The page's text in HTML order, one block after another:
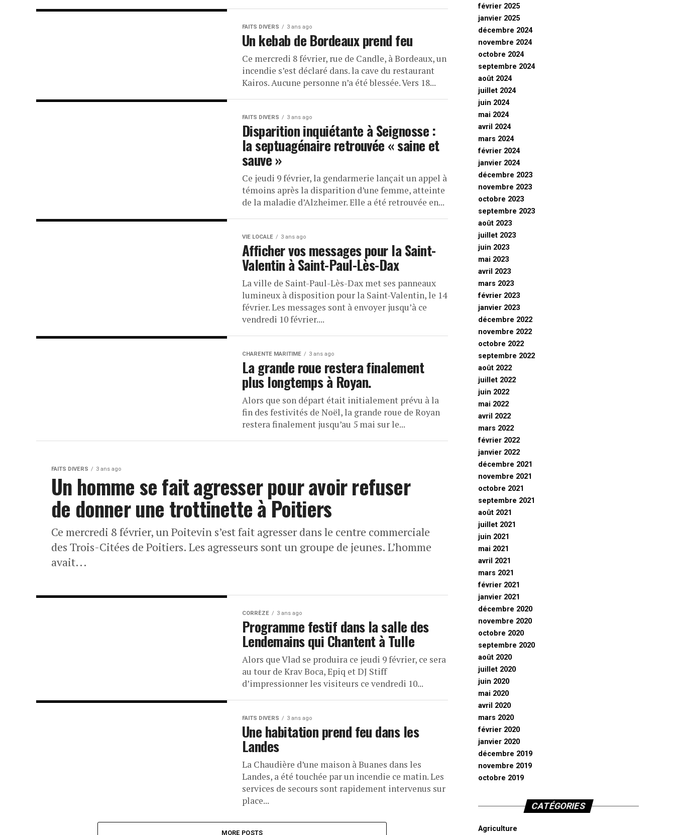
FAITS DIVERS 3 ans ago
Un kebab de Bordeaux prend feu
Ce mercredi 8 février, rue de Candle, à Bordeaux, un
incendie s’est déclaré dans. la cave du restaurant
Kairos. Aucune personne n’a été blessée. Vers 18...
FAITS DIVERS 3 ans ago
Disparition inquiétante à Seignosse :
la septuagénaire retrouvée « saine et
sauve »
Ce jeudi 9 février, la gendarmerie lançait un appel à
témoins après la disparition d’une femme, atteinte
de la maladie d’Alzheimer. Elle a été retrouvée en...
VIE LOCALE 3 ans ago
Afficher vos messages pour la Saint-
Valentin à Saint-Paul-Lès-Dax
La ville de Saint-Paul-Lès-Dax met ses panneaux
lumineux à disposition pour la Saint-Valentin, le 14
février. Les messages sont à envoyer jusqu’à ce
vendredi 10 février....
CHARENTE MARITIME 3 ans ago
La grande roue restera finalement
plus longtemps à Royan.
Alors que son départ était initialement prévu à la
fin des festivités de Noël, la grande roue de Royan
restera finalement jusqu’au 5 mai sur le...
FAITS DIVERS 3 ans ago
Un homme se fait agresser pour avoir refuser
de donner une trottinette à Poitiers
Ce mercredi 8 février, un Poitevin s’est fait agresser dans le centre commerciale
des Trois-Citées de Poitiers. Les agresseurs sont un groupe de jeunes. L’homme
avait...
CORRÈZE 3 ans ago
Programme festif dans la salle des
Lendemains qui Chantent à Tulle
Alors que Vlad se produira ce jeudi 9 février, ce sera
au tour de Krav Boca, Epiq et DJ Stiff
d’impressionner les visiteurs ce vendredi 10...
FAITS DIVERS 3 ans ago
Une habitation prend feu dans les
Landes
La Chaudière d’une maison à Buanes dans les
Landes, a été touchée par un incendie ce matin. Les
services de secours sont rapidement intervenus sur
place...
MORE POSTS
février 2025
janvier 2025
décembre 2024
novembre 2024
octobre 2024
septembre 2024
août 2024
juillet 2024
juin 2024
mai 2024
avril 2024
mars 2024
février 2024
janvier 2024
décembre 2023
novembre 2023
octobre 2023
septembre 2023
août 2023
juillet 2023
juin 2023
mai 2023
avril 2023
mars 2023
février 2023
janvier 2023
décembre 2022
novembre 2022
octobre 2022
septembre 2022
août 2022
juillet 2022
juin 2022
mai 2022
avril 2022
mars 2022
février 2022
janvier 2022
décembre 2021
novembre 2021
octobre 2021
septembre 2021
août 2021
juillet 2021
juin 2021
mai 2021
avril 2021
mars 2021
février 2021
janvier 2021
décembre 2020
novembre 2020
octobre 2020
septembre 2020
août 2020
juillet 2020
juin 2020
mai 2020
avril 2020
mars 2020
février 2020
janvier 2020
décembre 2019
novembre 2019
octobre 2019
CATÉGORIES
Agriculture